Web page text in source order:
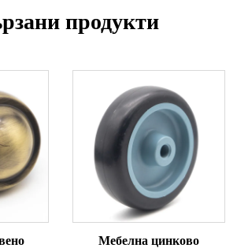
продукти
Мебелна цинково